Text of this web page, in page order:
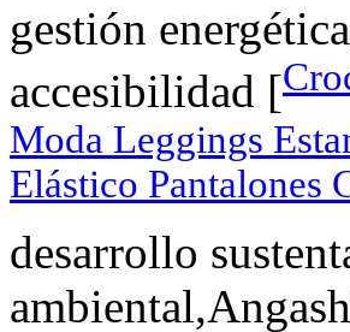
gestión
accesibilidad [
Moda Leggings
Elástico Pantalones
desarrollo